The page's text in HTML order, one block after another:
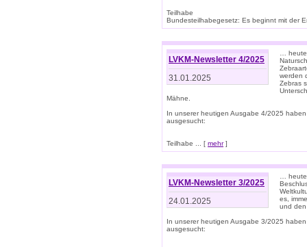
Teilhabe
Bundesteilhabegesetz: Es beginnt mit der
LVKM-Newsletter 4/2025
31.01.2025
…
werden
Zebras
Mähne.
In unserer heutigen Ausgabe 4/2025
ausgesucht:
Teilhabe ... [ mehr]
LVKM-Newsletter 3/2025
24.01.2025
…
es,
und
In unserer heutigen Ausgabe 3/2025
ausgesucht: